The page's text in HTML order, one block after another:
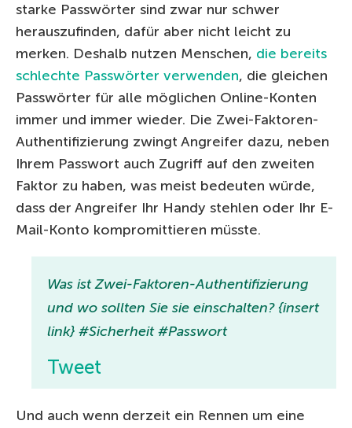
starke Passwörter sind zwar nur schwer
herauszufinden, dafür aber nicht leicht zu
merken. Deshalb nutzen Menschen, die bereits
schlechte Passwörter verwenden, die gleichen
Passwörter für alle möglichen Online-Konten
immer und immer wieder. Die Zwei-Faktoren-
Authentifizierung zwingt Angreifer dazu, neben
Ihrem Passwort auch Zugriff auf den zweiten
Faktor zu haben, was meist bedeuten würde,
dass der Angreifer Ihr Handy stehlen oder Ihr E-
Mail-Konto kompromittieren müsste.
Was ist Zwei-Faktoren-Authentifizierung
und wo sollten Sie sie einschalten? {insert
link} #Sicherheit #Passwort
Tweet
Und auch wenn derzeit ein Rennen um eine